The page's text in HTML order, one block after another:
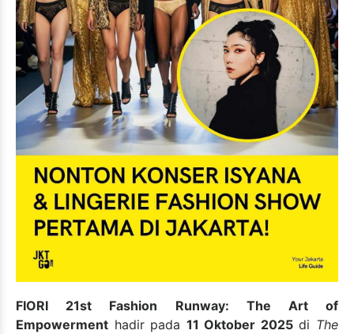
FIORI 21st Fashion Runway: The Art of
Empowerment hadir pada 11 Oktober 2025di The